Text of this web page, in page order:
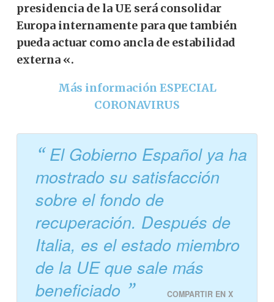
presidencia de la UE será consolidar
Europa internamente para que también
pueda actuar como ancla de estabilidad
externa «.
Más información ESPECIAL
CORONAVIRUS
El Gobierno Español ya ha
mostrado su satisfacción
sobre el fondo de
recuperación. Después de
Italia, es el estado miembro
de la UE que sale más
beneficiado
COMPARTIR EN X